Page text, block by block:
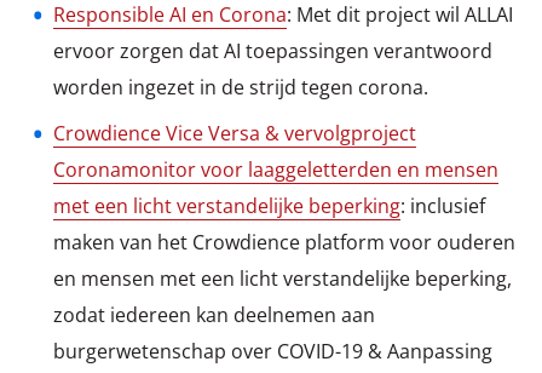
Responsible AI en Corona: Met dit project wil ALLAI
ervoor zorgen dat AI toepassingen verantwoord
worden ingezet in de strijd tegen corona.
Crowdience Vice Versa & vervolgproject
Coronamonitor voor laaggeletterden en mensen
met een licht verstandelijke beperking: inclusief
maken van het Crowdience platform voor ouderen
en mensen met een licht verstandelijke beperking,
zodat iedereen kan deelnemen aan
burgerwetenschap over COVID-19 & Aanpassing